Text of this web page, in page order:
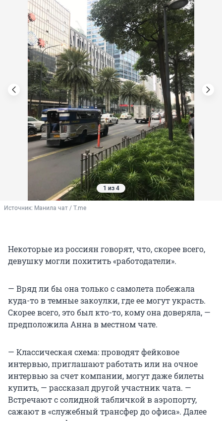
1 из 4
Источник: Манила чат / T.me
Некоторые из россиян говорят, что, скорее всего,
девушку могли похитить «работодатели».
— Вряд ли бы она только с самолета побежала
куда-то в темные закоулки, где ее могут украсть.
Скорее всего, это был кто-то, кому она доверяла, —
предположила Анна в местном чате.
— Классическая схема: проводят фейковое
интервью, приглашают работать или на очное
интервью за счет компании, могут даже билеты
купить, — рассказал другой участник чата. —
Встречают с солидной табличкой в аэропорту,
сажают в «служебный трансфер до офиса». Далее